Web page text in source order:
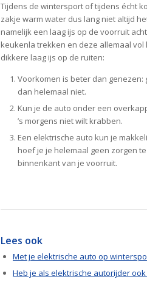
Tijdens de wintersport of tijdens écht
zakje warm water dus lang niet altijd
namelijk een laag ijs op de voorruit
keukenla trekken en deze allemaal
dikkere laag ijs op de ruiten:
Voorkomen is beter dan
dan helemaal niet.
Kun je de auto onder een
’s morgens niet wilt krabben.
Een elektrische auto kun je
hoef je je helemaal geen zorgen
binnenkant van je voorruit.
Lees ook
Met je elektrische auto op
Heb je als elektrische autorijder